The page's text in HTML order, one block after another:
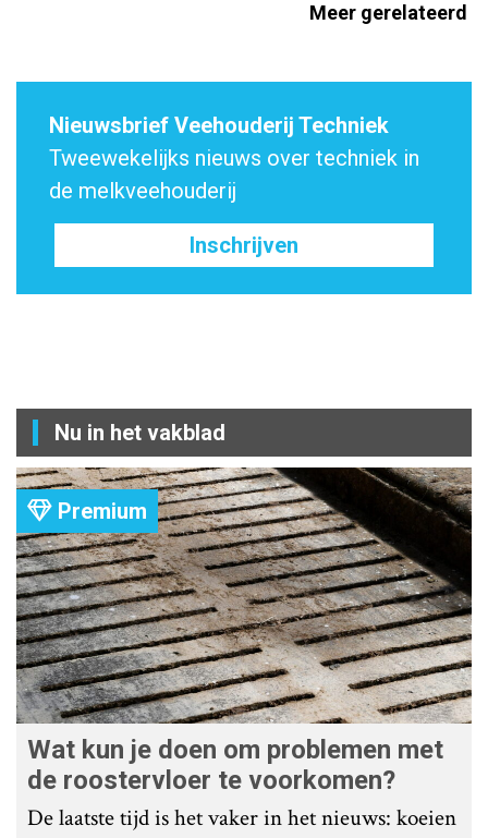
Meer gerelateerd
Nieuwsbrief Veehouderij Techniek
Tweewekelijks nieuws over techniek in
de melkveehouderij
Inschrijven
Nu in het vakblad
Premium
Wat kun je doen om problemen met
de roostervloer te voorkomen?
De laatste tijd is het vaker in het nieuws: koeien